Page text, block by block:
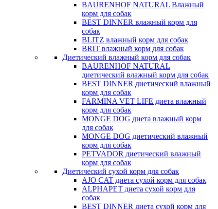
BAURENHOF NATURAL Влажный
корм для собак
BEST DINNER влажный корм для
собак
BLITZ влажный корм для собак
BRIT влажный корм для собак
Диетический влажный корм для собак
BAURENHOF NATURAL
диетический влажный корм для собак
BEST DINNER диетический влажный
корм для собак
FARMINA VET LIFE диета влажный
корм для собак
MONGE DOG диета влажный корм
для собак
MONGE DOG диетический влажный
корм для собак
PETVADOR диетический влажный
корм для собак
Диетический сухой корм для собак
AJO CAT диета сухой корм для собак
ALPHAPET диета сухой корм для
собак
BEST DINNER диета сухой корм для